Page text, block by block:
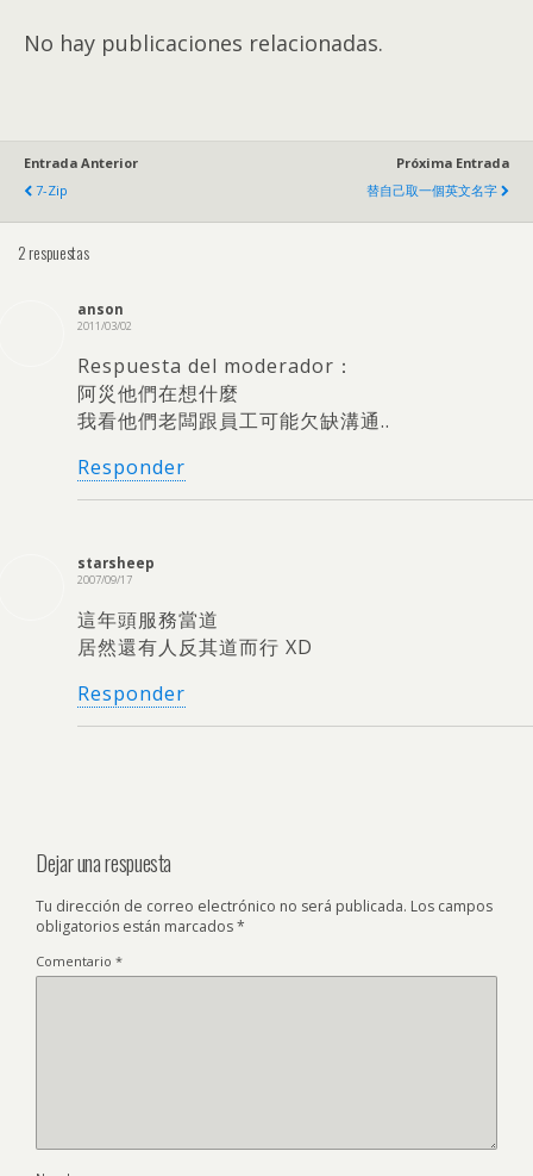
No hay publicaciones relacionadas.
Entrada Anterior
7-Zip
Próxima Entrada
替自己取一個英文名字
2 respuestas
anson
2011/03/02
Respuesta del moderador：
阿災他們在想什麼
我看他們老闆跟員工可能欠缺溝通..
Responder
starsheep
2007/09/17
這年頭服務當道
居然還有人反其道而行 XD
Responder
Dejar una respuesta
Tu dirección de correo electrónico no será publicada. Los campos
obligatorios están marcados*
Comentario *